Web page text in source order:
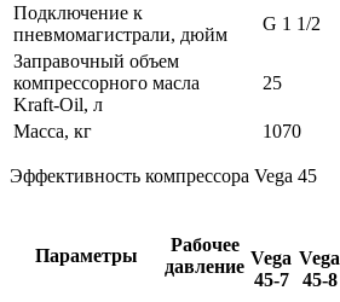
Подключение к
пневмомагистрали, дюйм
G 1 1/2
Заправочный объем
компрессорного масла
Kraft-Oil, л
25
Масса, кг 1070
Эффективность компрессора Vega 45
Параметры
Рабочее
давление Vega
45-7
Vega
45-8